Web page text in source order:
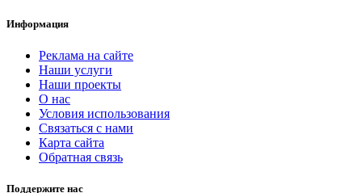
Информация
Реклама на сайте
Наши услуги
Наши проекты
О нас
Условия использования
Связаться с нами
Карта сайта
Обратная связь
Поддержите нас